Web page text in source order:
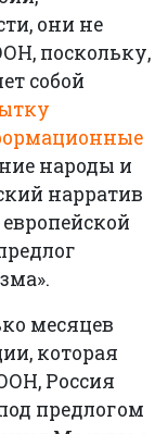
они не
поскольку,
собой
народы и
нарратив
месяцев
которая
Россия
предлогом